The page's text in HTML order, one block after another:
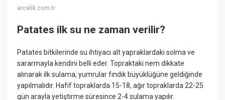
arcelik.com.tr
Patates ilk su ne zaman verilir?
Patates bitkilerinde su ihtiyacı alt yapraklardaki solma ve
sararmayla kendini belli eder. Topraktaki nem dikkate
alınarak ilk sulama, yumrular fındık büyüklüğüne geldiğinde
yapılmalıdır. Hafif topraklarda 15-18, ağır topraklarda 22-25
gün arayla yetiştirme süresince 2-4 sulama yapılır.